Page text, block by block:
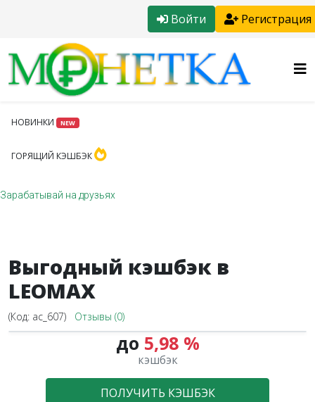
Войти Регистрация
НОВИНКИ NEW
ГОРЯЩИЙ КЭШБЭК
Зарабатывай на друзьях
Выгодный кэшбэк в
LEOMAX
(Код: ac_607) Отзывы (0)
до 5,98 %
кэшбэк
ПОЛУЧИТЬ КЭШБЭК